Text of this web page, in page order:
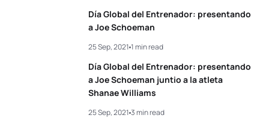
Día Global del Entrenador: presentando
a Joe Schoeman
Día Global del Entrenador: presentando
a Joe Schoeman juntio a la atleta
Shanae Williams
25 Sep, 2021 1 min read
25 Sep, 2021 3 min read